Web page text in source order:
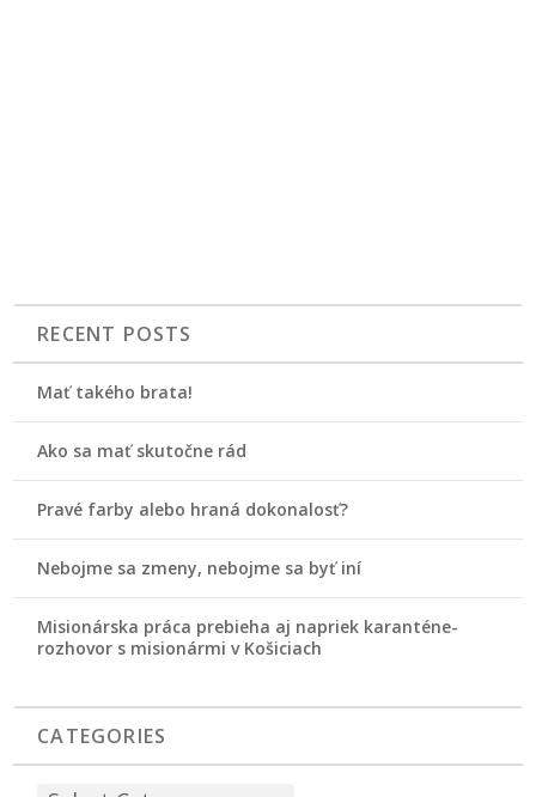
RECENT POSTS
Mať takého brata!
Ako sa mať skutočne rád
Pravé farby alebo hraná dokonalosť?
Nebojme sa zmeny, nebojme sa byť iní
Misionárska práca prebieha aj napriek karanténe-
rozhovor s misionármi v Košiciach
CATEGORIES